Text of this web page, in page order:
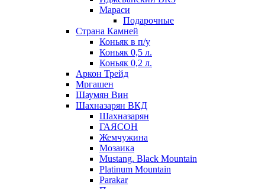
Мараси
Подарочные
Страна Камней
Коньяк в п/у
Коньяк 0,5 л.
Коньяк 0,2 л.
Аркон Трейд
Мргашен
Шаумян Вин
Шахназарян ВКД
Шахназарян
ГАЯСОН
Жемчужина
Мозаика
Mustang. Black Mountain
Platinum Mountain
Parakar